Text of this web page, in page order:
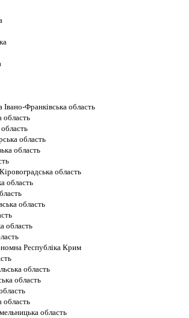
Івано-Франківська область
область
область
область
область
область
область
область
Республіка Крим
область
область
область
область